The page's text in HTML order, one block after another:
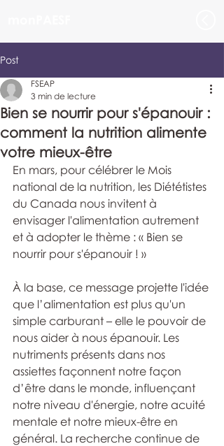
Post
Bien se nourrir pour s'épanouir :
comment la nutrition alimente
votre mieux-être
FSEAP
3 min de lecture
En mars, pour célébrer le Mois
national de la nutrition, les Diététistes
du Canada nous invitent à
envisager l'alimentation autrement
et à adopter le thème : « Bien se
nourrir pour s'épanouir ! »
À la base, ce message projette l'idée
que l’alimentation est plus qu'un
simple carburant – elle le pouvoir de
nous aider à nous épanouir. Les
nutriments présents dans nos
assiettes façonnent notre façon
d’être dans le monde, influençant
notre niveau d'énergie, notre acuité
mentale et notre mieux-être en
général. La recherche continue de